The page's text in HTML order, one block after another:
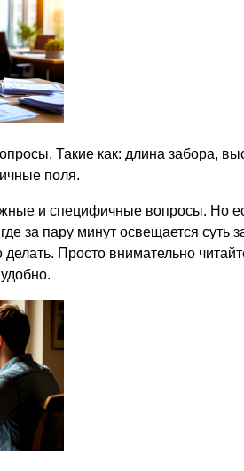
Такие как: длина забора,
поля.
и специфичные вопросы. Но
за пару минут освещается суть
делать. Просто внимательно